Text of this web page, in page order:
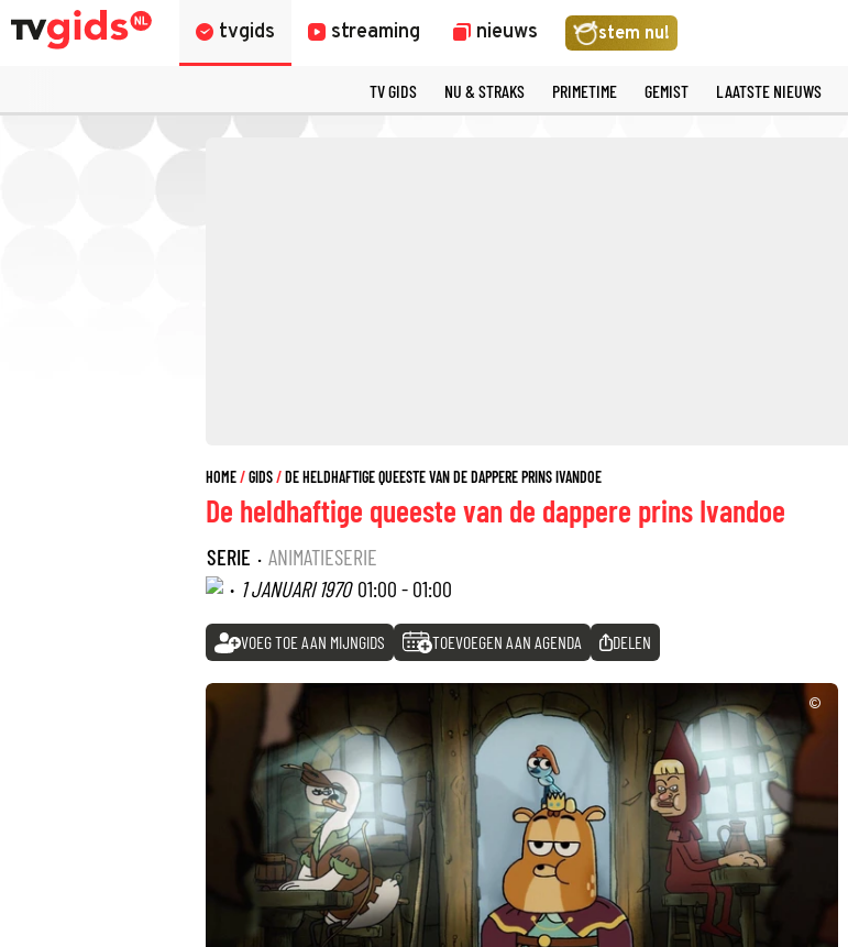
tvgids streaming nieuws stem nu!
TV GIDS NU & STRAKS PRIMETIME GEMIST LAATSTE NIEUWS
HOME GIDS DE HELDHAFTIGE QUEESTE VAN DE DAPPERE PRINS IVANDOE
De heldhaftige queeste van de dappere prins Ivandoe
SERIE · ANIMATIESERIE
· 1 JANUARI 1970 01:00 - 01:00
VOEG TOE AAN MIJNGIDS TOEVOEGEN AAN AGENDA DELEN
©